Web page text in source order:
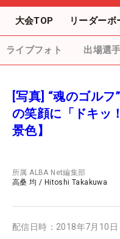
大会TOP リーダーボ
ライブフォト 出場選手
[写真] “魂のゴル
の笑顔に「ドキッ
景色】
所属ALBA Net編集部
高桑 均 / Hitoshi Takakuwa
配信日時： 2018年7月10日